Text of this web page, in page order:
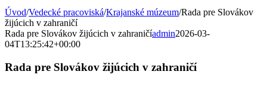
Úvod/Vedecké pracoviská/Krajanské múzeum/Rada pre Slovákov
žijúcich v zahraničí
Rada pre Slovákov žijúcich v zahraničíadmin2026-03-
04T13:25:42+00:00
Rada pre Slovákov žijúcich v zahraničí